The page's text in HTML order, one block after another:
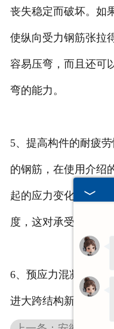
丧失稳定而破坏。如
使纵向受力钢筋张拉
容易压弯，而且还可
弯的能力。
5、提高构件的耐疲
的钢筋，在使用介绍
起的应力变化幅度相
度，这对承受动荷载
6、预应力混凝土可
进大跨结构新体系和